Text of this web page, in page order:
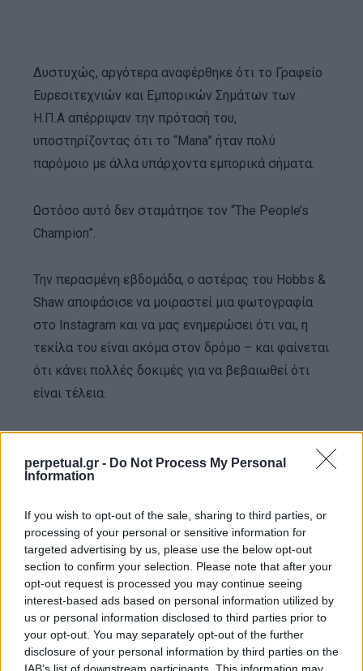
perpetual.gr - Do Not Process My Personal
Information
If you wish to opt-out of the sale, sharing to third parties, or
processing of your personal or sensitive information for
targeted advertising by us, please use the below opt-out
section to confirm your selection. Please note that after your
opt-out request is processed you may continue seeing
interest-based ads based on personal information utilized by
us or personal information disclosed to third parties prior to
your opt-out. You may separately opt-out of the further
disclosure of your personal information by third parties on the
Δυστυχώς, αργότερα αναφέρθηκε ότι το Γραφείο
Ευρεσιτεχνιών και Εμπορικών Σημάτων των
Η.Π.Α απέρριψαν την πρότασή του,
υποστηρίζοντας ότι το “Mana” ήταν πολύ
παρόμοιο με άλλα υπάρχοντα εμπορικά σήματα.
Ωστόσο αυτό δεν σταμάτησε τον “The People’s
Champion”.
Την περασμένη εβδομάδα, ο αστέρας του Hobbs &
Shaw αποφάσισε να μοιραστεί μια φωτογραφία
στο Instagram και να μας ενημερώσει ότι ναι, η
τεκίλα του είναι ακόμα στον δρόμο – και φαίνεται
ότι κάνει πολλές δοκιμές για να βεβαιωθεί ότι
είναι τέλεια.
utm_source=ig_web_copy_link
“Περάσαμε όλο το Σαββατοκύριακο δοκιμάζοντας
κάθε παρτίδα της νέας μου τεκίλας, φρέσκια από
τα βαρέλια μας στο Μεξικό. Είμαι πολύ
παθιασμένος με τη νέα τεκίλα που αναπτύσσουμε.
Έχουν περάσει χρόνια και όλοι οι δρόμοι έχουν
οδηγήσει εδώ. Πολύς αυξανόμενος ενθουσιασμός.
Mana, πάθος, θετικότητα, σκληρή δουλειά και